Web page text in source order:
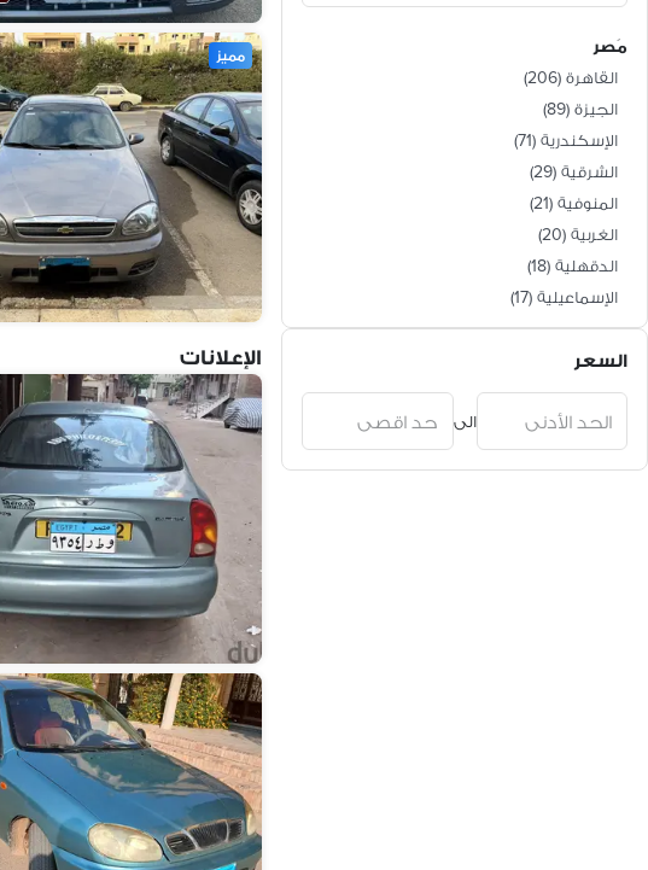
مَصر
القاهرة (
206
)
الجيزة (
89
)
الإسكندرية (
71
)
الشرقية (
29
)
المنوفية (
21
)
الغربية (
20
)
الدقهلية (
18
)
الإسماعيلية (
17
)
البحيرة (
16
)
السويس
القليوبية (
11
)
بورسعيد (
6
)
أسيوط (
6
)
السعر
الى
مميز
الإعلانات